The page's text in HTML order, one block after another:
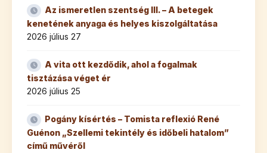
Az ismeretlen szentség III. – A betegek
kenetének anyaga és helyes kiszolgáltatása
2026 július 27
A vita ott kezdődik, ahol a fogalmak
tisztázása véget ér
2026 július 25
Pogány kísértés – Tomista reflexió René
Guénon „Szellemi tekintély és időbeli hatalom”
című művéről